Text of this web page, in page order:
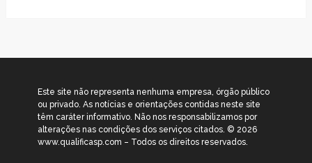
Este site não representa nenhuma empresa, órgão público
ou privado. As notícias e orientações contidas neste site
têm caráter informativo. Não nos responsabilizamos por
alterações nas condições dos serviços citados. © 2026
www.qualificasp.com – Todos os direitos reservados.